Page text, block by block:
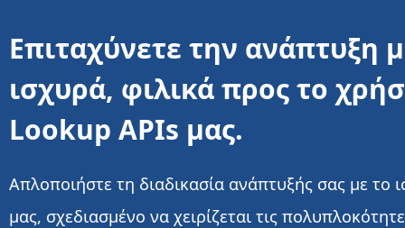
Επιταχύνετε την ανάπτυξη
ισχυρά, φιλικά προς το
Lookup APIs μας.
Απλοποιήστε τη διαδικασία ανάπτυξής σας με το
μας, σχεδιασμένο να χειρίζεται τις